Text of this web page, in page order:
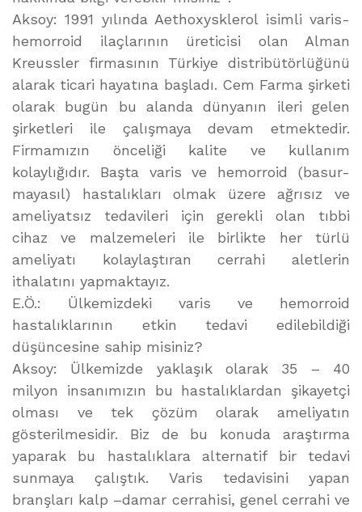
Aksoy: 1991 yılında Aethoxysklerol isimli varis-
hemorroid ilaçlarının üreticisi olan Alman
Kreussler firmasının Türkiye distribütörlüğünü
alarak ticari hayatına başladı. Cem Farma şirketi
olarak bugün bu alanda dünyanın ileri gelen
şirketleri ile çalışmaya devam etmektedir.
Firmamızın önceliği kalite ve kullanım
kolaylığıdır. Başta varis ve hemorroid (basur-
mayasıl) hastalıkları olmak üzere ağrısız ve
ameliyatsız tedavileri için gerekli olan tıbbi
cihaz ve malzemeleri ile birlikte her türlü
ameliyatı kolaylaştıran cerrahi aletlerin
ithalatını yapmaktayız.
E.Ö.: Ülkemizdeki varis ve hemorroid
hastalıklarının etkin tedavi edilebildiği
düşüncesine sahip misiniz?
Aksoy: Ülkemizde yaklaşık olarak 35 – 40
milyon insanımızın bu hastalıklardan şikayetçi
olması ve tek çözüm olarak ameliyatın
gösterilmesidir. Biz de bu konuda araştırma
yaparak bu hastalıklara alternatif bir tedavi
sunmaya çalıştık. Varis tedavisini yapan
branşları kalp –damar cerrahisi, genel cerrahi ve